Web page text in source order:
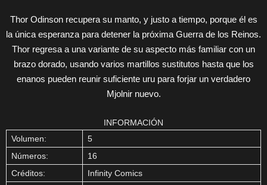
Thor Odinson recupera su manto, y justo a tiempo, porque él es
la única esperanza para detener la próxima Guerra de los Reinos.
Thor regresa a una variante de su aspecto más familiar con un
brazo dorado, usando varios martillos sustitutos hasta que los
enanos pueden reunir suficiente uru para forjar un verdadero
Mjolnir nuevo.
INFORMACIÓN
Volumen:
5
Números:
16
Créditos:
Infinity Comics